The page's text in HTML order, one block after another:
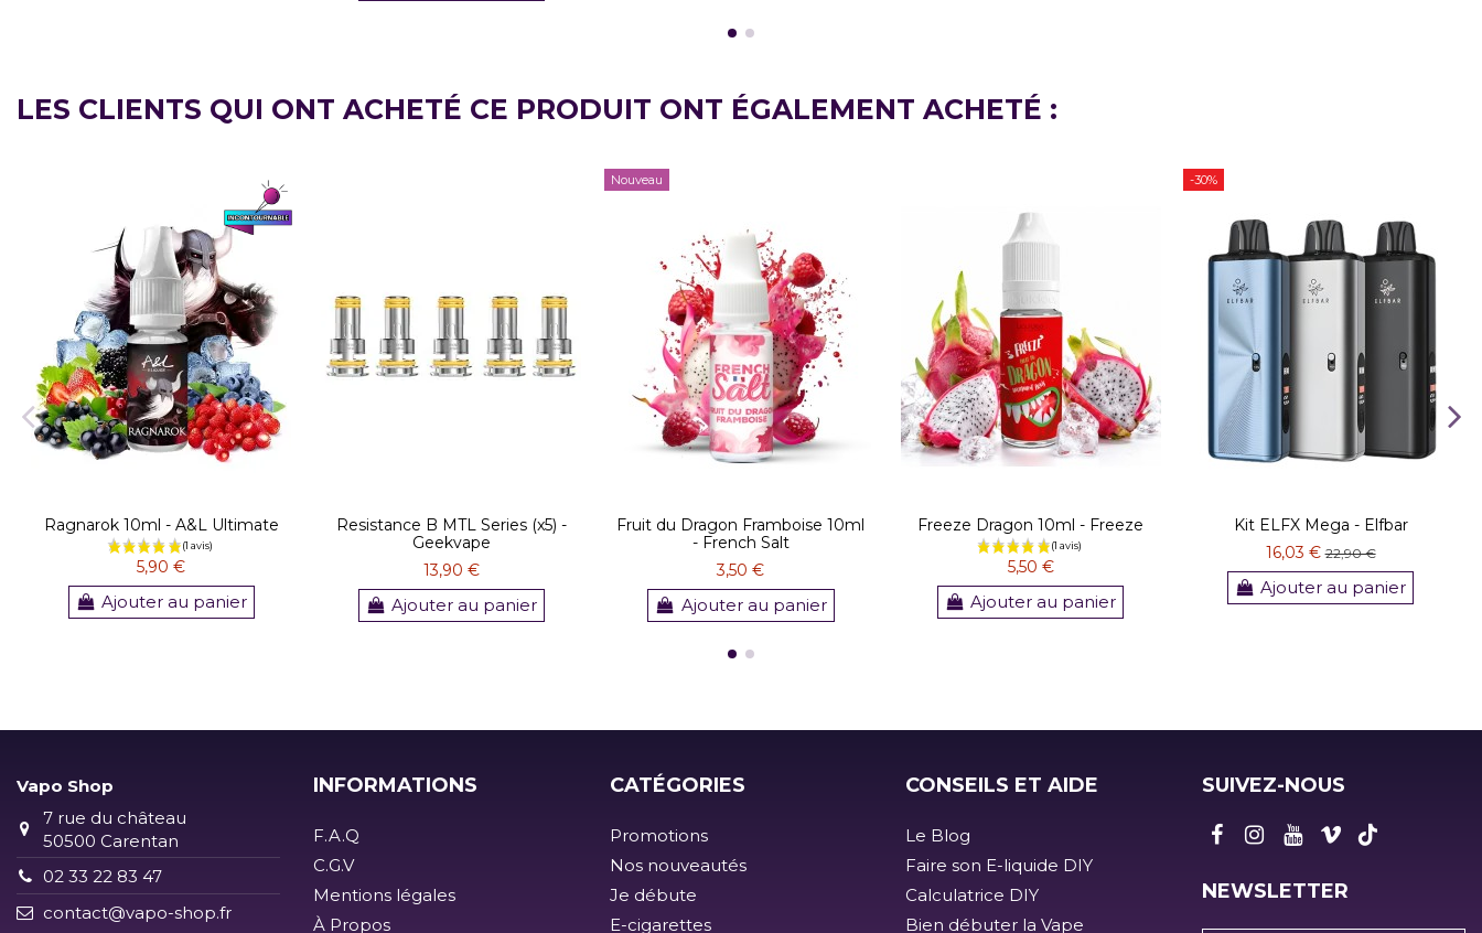
LES CLIENTS QUI ONT ACHETÉ CE PRODUIT ONT ÉGALEMENT ACHETÉ :
Ragnarok 10ml - A&L Ultimate
5,90 €
Ajouter au panier
Resistance B MTL Series (x5) -
Geekvape
13,90 €
Ajouter au panier
Nouveau
Fruit du Dragon Framboise 10ml
- French Salt
3,50 €
Ajouter au panier
Freeze Dragon 10ml - Freeze
5,50 €
Ajouter au panier
-30%
Kit ELFX Mega - Elfbar
16,03 €22,90 €
Ajouter au panier
Vapo Shop
7 rue du château
50500 Carentan
02 33 22 83 47
contact@vapo-shop.fr
INFORMATIONS
F.A.Q
C.G.V
Mentions légales
À Propos
CATÉGORIES
Promotions
Nos nouveautés
Je débute
E-cigarettes
CONSEILS ET AIDE
Le Blog
Faire son E-liquide DIY
Calculatrice DIY
Bien débuter la Vape
SUIVEZ-NOUS
NEWSLETTER